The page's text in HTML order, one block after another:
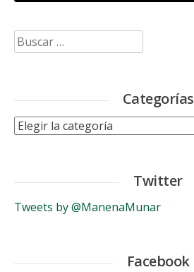
Buscar:
Categorías
Categorías
Twitter
Tweets by @ManenaMunar
Facebook